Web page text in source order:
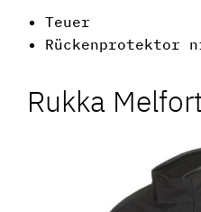
Teuer
Rückenprotektor
Rukka